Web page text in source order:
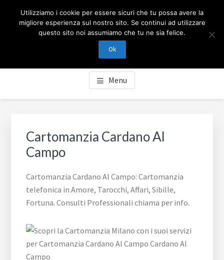
CARTOMANZIA MILANO
Cartomanzia Milano, cartomanzia telefonica in Amore,
Tarocchi, Affari, Sibille, Fortuna. Consulti Professionali
chiama per info.
Menu
Cartomanzia Cardano Al
Campo
Cartomanzia Cardano Al Campo: Cartomanzia
telefonica in Amore, Tarocchi, Affari, Sibille,
Fortuna. Consulti Professionali chiama per info.
Utilizziamo i cookie per essere sicuri che tu possa avere la
migliore esperienza sul nostro sito. Se continui ad utilizzare
questo sito noi assumiamo che tu ne sia felice.
Ok